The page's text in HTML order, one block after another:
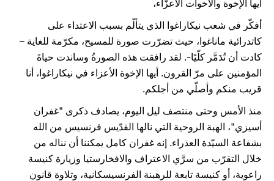
أيها الإخوة والأخوات الأعزّاء،
أفكّر في شعب نيكاراغوا الذي يتألّم بسبب الاعتداء على
كاتدرائية ماناغوا، حيث تضرّرت صورة للمسيح، مكرّمة للغاية –
كادت أن تُدَمَّر كلّيًا-. لقد رافقت هذه الصورةُ وساندت حياةَ
المؤمنين على مرّ القرون. أيها الإخوة الأعزاء في نيكاراغوا، أنا
قريب منكم وأصلّي من أجلكم.
منذ الأمس وحتى منتصف ليل اليوم، يصادف ذكرى "غفران
أسيزي"، الهبة الروحية التي نالها القدّيس فرنسيس من الله
بشفاعة السيّدة العذراء. إنه غفران كامل يمكننا أن نناله من
خلال التقرّب من سرَّي الاعتراف والافخارستيا وزيارة كنيسة
راعوية، أو كنيسة تابعة للرهبنة الفرنسيسكانية، وتلاوة قانون